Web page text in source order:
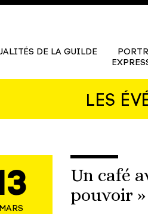
DE LA GUILDE
LES
MARS
Un café
pouvoir »